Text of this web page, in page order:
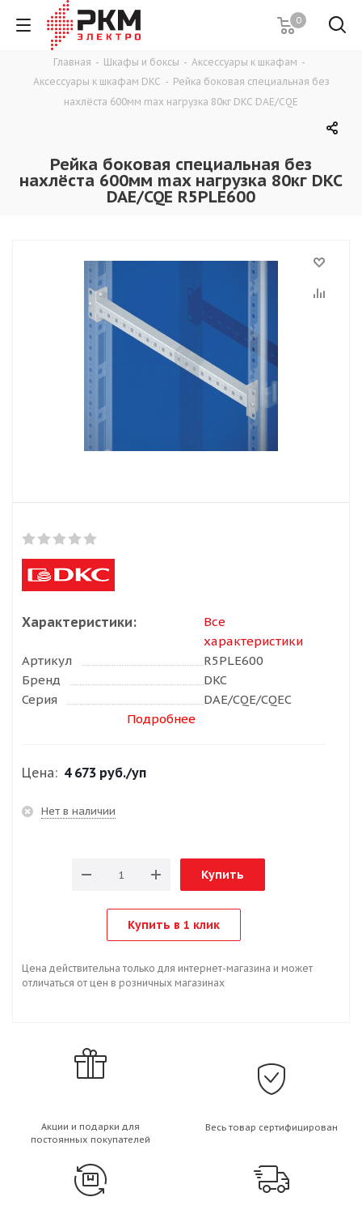
0
Главная - Шкафы и боксы - Аксессуары к шкафам -
Аксессуары к шкафам DKC - Рейка боковая специальная без
нахлёста 600мм max нагрузка 80кг DKC DAE/CQE
Рейка боковая специальная без
нахлёста 600мм max нагрузка 80кг DKC
DAE/CQE R5PLE600
Характеристики:
Все
характеристики
Артикул
R5PLE600
Бренд
DKC
Серия
DAE/CQE/CQEC
Подробнее
Цена: 4 673 руб./уп
Нет в наличии
Купить
Купить в 1 клик
Цена действительна только для интернет-магазина и может
отличаться от цен в розничных магазинах
Акции и подарки для
постоянных покупателей
Весь товар сертифицирован